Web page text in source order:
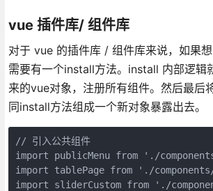
vue 插件库/ 组件库
对于 vue 的插件库 / 组件库来说，如果想
需要有一个install方法。install 内部逻辑
来的vue对象，注册所有组件。然后最后
同install方法组成一个新对象暴露出去。
// 引入公共组件
import publicMenu from './
import tablePage from './
import sliderCustom from './